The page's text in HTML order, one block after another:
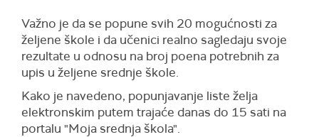
Važno je da se popune svih 20 mogućnosti za
željene škole i da učenici realno sagledaju svoje
rezultate u odnosu na broj poena potrebnih za
upis u željene srednje škole.
Kako je navedeno, popunjavanje liste želja
elektronskim putem trajaće danas do 15 sati na
portalu "Moja srednja škola".